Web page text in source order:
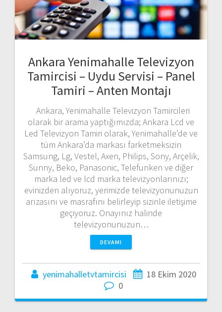
Ankara Yenimahalle Televizyon
Tamircisi – Uydu Servisi – Panel
Tamiri – Anten Montajı
Ankara, Yenimahalle Televizyon Tamircileri
olarak bir arama yaptığımızda; Ankara Lcd ve
Led Televizyon Tamiri olarak, Yenimahalle’de ve
tüm Ankara’da markası farketmeksizin
Samsung, Lg, Vestel, Axen, Philips, Sony, Arçelik,
Sunny, Beko, Panasonic, Telefunken ve diğer
marka led ve lcd marka televizyonlarınızı;
evinizden alıyoruz, yerimizde televizyonunuzun
arızasını ve masrafını belirleyip sizinle iletişime
geçiyoruz. Onayınız halinde
televizyonunuzun…
DEVAMI
yenimahalletvtamircisi
18 Ekim 2020
0